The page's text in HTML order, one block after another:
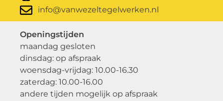
info@vanwezeltegelwerken.nl
Openingstijden
maandag gesloten
dinsdag: op afspraak
woensdag-vrijdag: 10.00-16.30
zaterdag: 10.00-16.00
andere tijden mogelijk op afspraak